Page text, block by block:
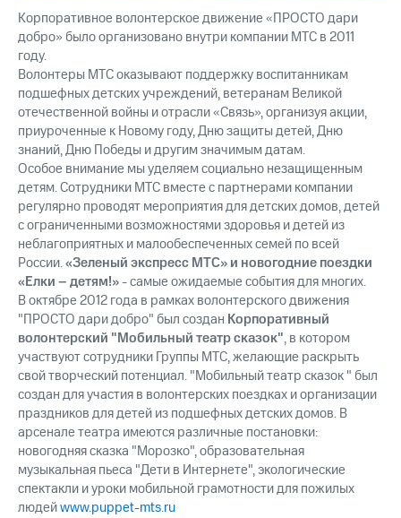
Регистратор
Реквизиты
развитие
деловая этика
На главную
Корпоративное волонтерское движение «ПРОСТО дари
добро» было организовано внутри компании МТС в 2011
году.
Волонтеры МТС оказывают поддержку воспитанникам
подшефных детских учреждений, ветеранам Великой
отечественной войны и отрасли «Связь», организуя акции,
приуроченные к Новому году, Дню защиты детей, Дню
знаний, Дню Победы и другим значимым датам.
Особое внимание мы уделяем социально незащищенным
детям. Сотрудники МТС вместе с партнерами компании
регулярно проводят мероприятия для детских домов, детей
с ограниченными возможностями здоровья и детей из
неблагоприятных и малообеспеченных семей по всей
России.«Зеленый экспресс МТС» и новогодние поездки
«Елки – детям!»- самые ожидаемые события для многих.
В октябре 2012 года в рамках волонтерского движения
"ПРОСТО дари добро" был создан Корпоративный
волонтерский "Мобильный театр сказок", в котором
участвуют сотрудники Группы МТС, желающие раскрыть
свой творческий потенциал. "Мобильный театр сказок " был
создан для участия в волонтерских поездках и организации
праздников для детей из подшефных детских домов. В
арсенале театра имеются различные постановки:
новогодняя сказка "Морозко", образовательная
музыкальная пьеса "Дети в Интернете", экологические
спектакли и уроки мобильной грамотности для пожилых
людейwww.puppet-mts.ru